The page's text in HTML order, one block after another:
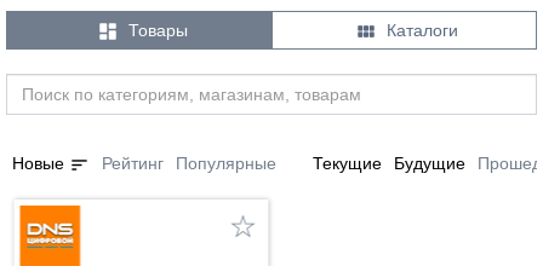
 Товары  Каталоги
Новые sort Рейтинг Популярные Текущие Будущие